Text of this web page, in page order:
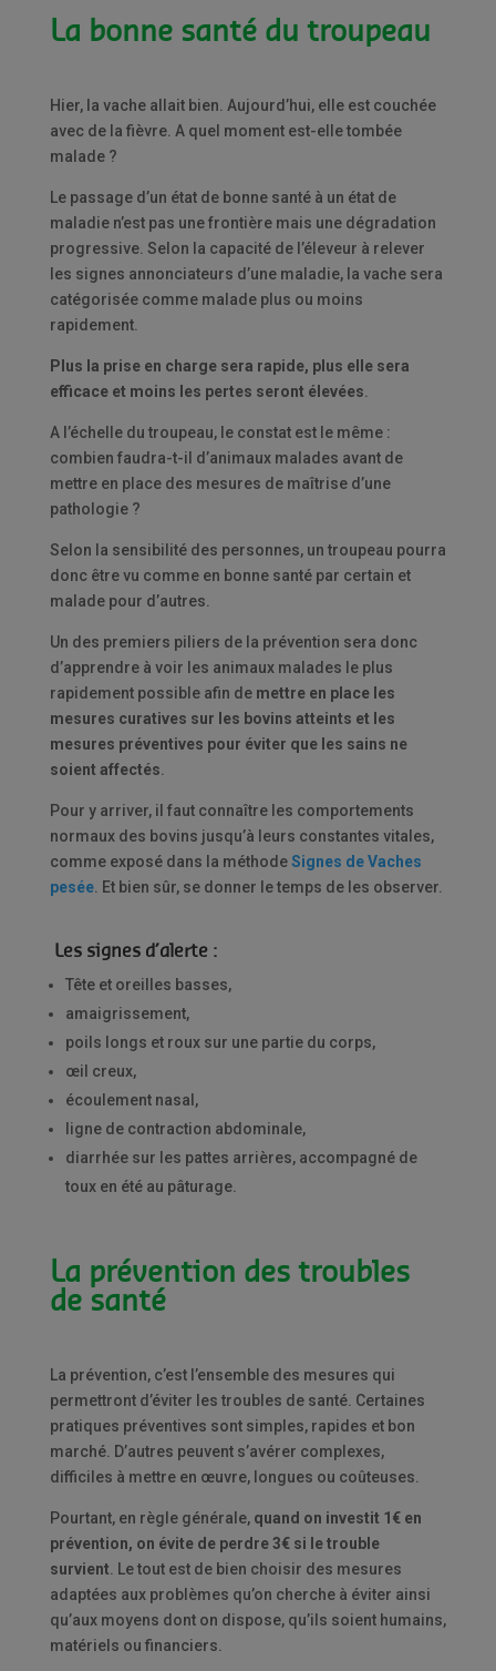
La bonne santé du troupeau
Hier, la vache allait bien. Aujourd’hui, elle est couchée
avec de la fièvre. A quel moment est-elle tombée
malade ?
Le passage d’un état de bonne santé à un état de
maladie n’est pas une frontière mais une dégradation
progressive. Selon la capacité de l’éleveur à relever
les signes annonciateurs d’une maladie, la vache sera
catégorisée comme malade plus ou moins
rapidement.
Plus la prise en charge sera rapide, plus elle sera
efficace et moins les pertes seront élevées
A l’échelle du troupeau, le constat est le même :
combien faudra-t-il d’animaux malades avant de
mettre en place des mesures de maîtrise d’une
pathologie ?
Selon la sensibilité des personnes, un troupeau pourra
donc être vu comme en bonne santé par certain et
malade pour d’autres.
Un des premiers piliers de la prévention sera donc
d’apprendre à voir les animaux malades le plus
rapidement possible afin de mettre en place les
mesures curatives sur les bovins atteints et les
mesures préventives pour éviter que les sains ne
soient affectés
Pour y arriver, il faut connaître les comportements
normaux des bovins jusqu’à leurs constantes vitales,
comme exposé dans la méthodeSignes de Vaches
pesée. Et bien sûr, se donner le temps de les observer.
Les signes d’alerte :
Tête et oreilles basses,
amaigrissement,
poils longs et roux sur une partie du corps,
œil creux,
écoulement nasal,
ligne de contraction abdominale,
diarrhée sur les pattes arrières, accompagné de
toux en été au pâturage.
La prévention des troubles
de santé
La prévention, c’est l’ensemble des mesures qui
permettront d’éviter les troubles de santé. Certaines
pratiques préventives sont simples, rapides et bon
marché. D’autres peuvent s’avérer complexes,
difficiles à mettre en œuvre, longues ou coûteuses.
Pourtant, en règle générale, quand on investit 1€ en
prévention, on évite de perdre 3€ si le trouble
survient . Le tout est de bien choisir des mesures
adaptées aux problèmes qu’on cherche à éviter ainsi
qu’aux moyens dont on dispose, qu’ils soient humains,
matériels ou financiers.